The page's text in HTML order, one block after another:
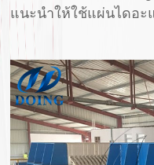
แนะนำให้ใช้แผ่นไดอะ